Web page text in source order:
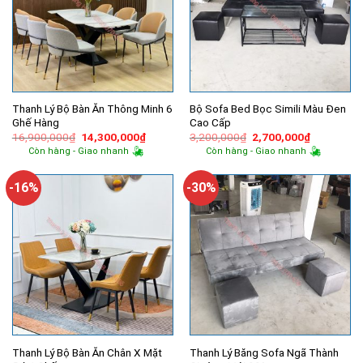
Thanh Lý Bộ Bàn Ăn Thông Minh 6
Ghế Hàng
16,900,000₫ Giá
gốc
là:
14,300,000₫Giá
hiện
14,300,000₫.
Còn hàng - Giao nhanh
Bộ Sofa Bed Bọc Simili Màu Đen
Cao Cấp
3,200,000₫ Giá
gốc
là:
2,700,000₫Giá
hiện
tại
Còn hàng - Giao nhanh
-16%
Thanh Lý Bộ Bàn Ăn Chân X Mặt
-30%
Thanh Lý Băng Sofa Ngã Thành